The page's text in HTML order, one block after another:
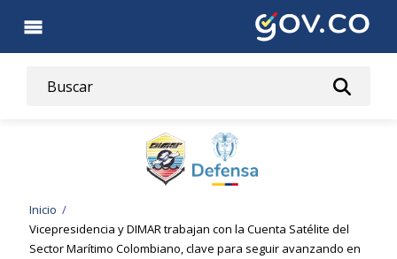
contenido
Ruta
Inicio
Vicepresidencia y DIMAR trabajan con la Cuenta Satélite del
Sector Marítimo Colombiano, clave para seguir avanzando en